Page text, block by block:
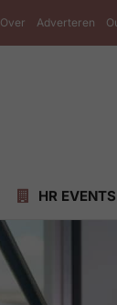
Over Adverteren
HR EVENTS